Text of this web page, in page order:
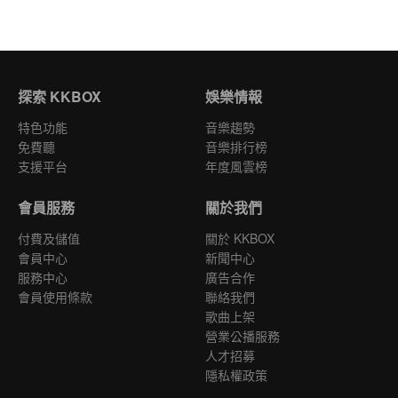
探索 KKBOX
特色功能
免費聽
支援平台
娛樂情報
音樂趨勢
音樂排行榜
年度風雲榜
會員服務
付費及儲值
會員中心
服務中心
會員使用條款
關於我們
關於 KKBOX
新聞中心
廣告合作
聯絡我們
歌曲上架
營業公播服務
人才招募
隱私權政策